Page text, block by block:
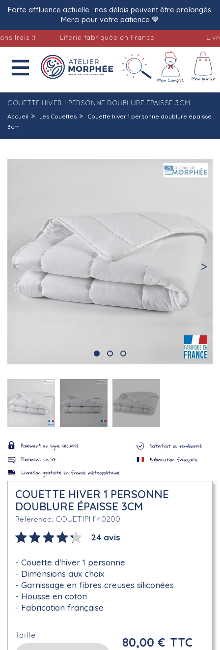
Forte affluence actuelle : nos délais peuvent être prolongés.
Merci pour votre patience 💙
:) Literie fabriquée en France

COUETTE HIVER 1 PERSONNE DOUBLURE ÉPAISSE 3CM
Accueil Les Couettes
Couette hiver 1 personne doublure épaisse
3cm
COUETTE HIVER 1 PERSONNE
DOUBLURE ÉPAISSE 3CM
Référence COUET1PH140200
24 avis
Couette d'hiver 1 personne
Dimensions aux choix
Garnissage en fibres creuses siliconées
Housse en coton
Fabrication française
Taille 80,00 € TTC